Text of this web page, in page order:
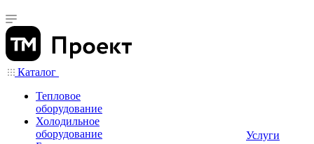
Каталог
Тепловое
оборудование
Холодильное
оборудование
Услуги